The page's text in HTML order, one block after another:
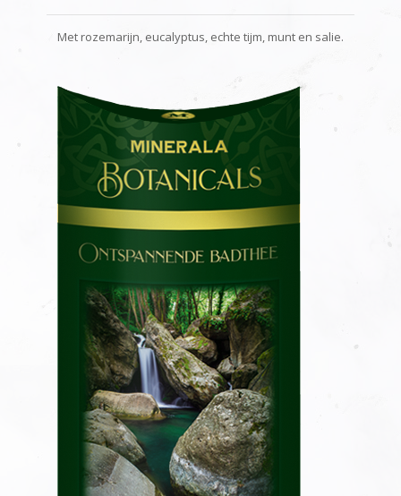
Met rozemarijn, eucalyptus, echte tijm, munt en salie.